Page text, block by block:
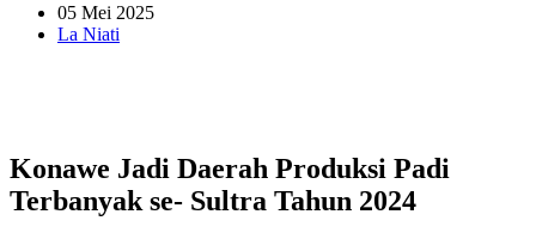
05 Mei 2025
La Niati
Konawe Jadi Daerah Produksi Padi
Terbanyak se- Sultra Tahun 2024